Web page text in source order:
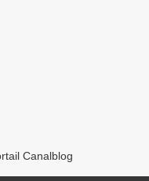
Canalblog